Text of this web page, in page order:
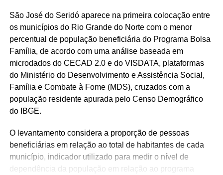
São José do Seridó aparece na primeira colocação entre
os municípios do Rio Grande do Norte com o menor
percentual de população beneficiária do Programa Bolsa
Família, de acordo com uma análise baseada em
microdados do CECAD 2.0 e do VISDATA, plataformas
do Ministério do Desenvolvimento e Assistência Social,
Família e Combate à Fome (MDS), cruzados com a
população residente apurada pelo Censo Demográfico
do IBGE.
O levantamento considera a proporção de pessoas
beneficiárias em relação ao total de habitantes de cada
município, indicador utilizado para medir o nível de
dependência da população em relação ao programa